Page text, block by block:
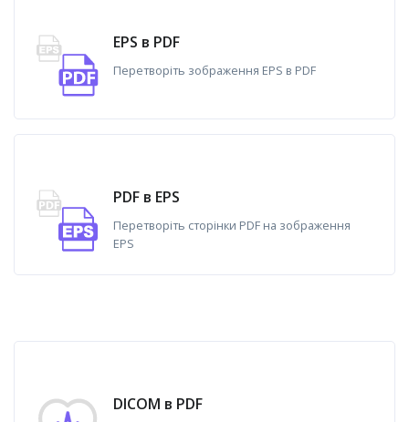
EPS в PDF
Перетворіть зображення EPS в PDF
PDF в EPS
Перетворіть сторінки PDF на зображення
EPS
DICOM в PDF